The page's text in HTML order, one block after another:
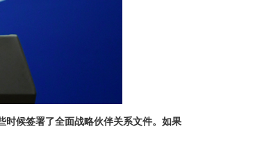
时候签署了全面战略伙伴关系文件。如果